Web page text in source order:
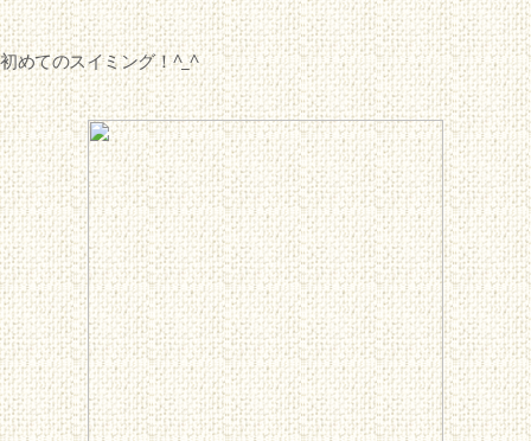
初めてのスイミング！^_^